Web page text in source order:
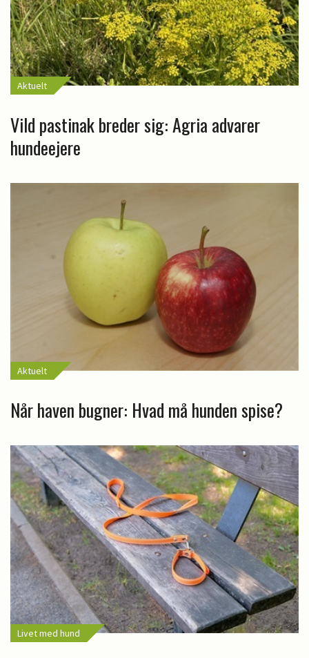
Aktuelt
Vild pastinak breder sig: Agria advarer
hundeejere
Aktuelt
Når haven bugner: Hvad må hunden spise?
Livet med hund